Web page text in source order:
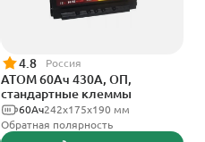
4.8 Россия
АТОМ 60Ач 430А, ОП,
стандартные клеммы
242х175х190 мм
60Ач
Обратная полярность